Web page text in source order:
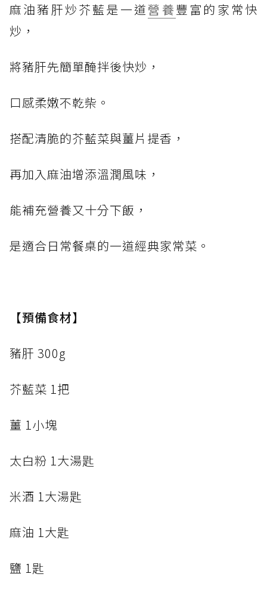
麻油豬肝炒芥藍是一道營養豐富的家常快
炒，
將豬肝先簡單醃拌後快炒，
口感柔嫩不乾柴。
搭配清脆的芥藍菜與薑片提香，
再加入麻油增添溫潤風味，
能補充營養又十分下飯，
是適合日常餐桌的一道經典家常菜。
【預備食材】
豬肝 300g
芥藍菜 1把
薑 1小塊
太白粉 1大湯匙
米酒 1大湯匙
麻油 1大匙
鹽 1匙